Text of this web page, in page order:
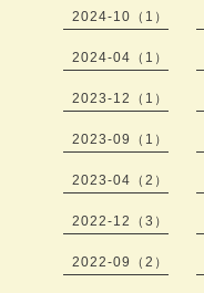
2024-10（1）
2024-04（1）
2023-12（1）
2023-09（1）
2023-04（2）
2022-12（3）
2022-09（2）